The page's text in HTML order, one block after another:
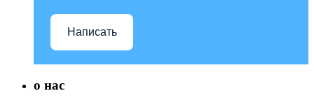
Написать
о нас